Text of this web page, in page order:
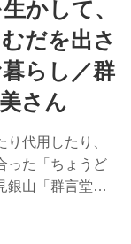
かして、
だを出さ
らし／群
さん
代用したり、
った「ちょうど
銀山「群言堂」
なものを生か